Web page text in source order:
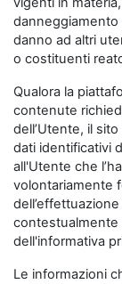
danneggiamento
danno ad altri
o costituenti
Qualora la
contenute
dell’Utente, il
dati identificativi
all'Utente che
volontariamente
contestualmente
dell'informativa
Le informazioni